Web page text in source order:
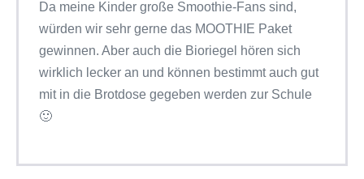
Da meine Kinder große Smoothie-Fans sind,
würden wir sehr gerne das MOOTHIE Paket
gewinnen. Aber auch die Bioriegel hören sich
wirklich lecker an und können bestimmt auch gut
mit in die Brotdose gegeben werden zur Schule
🙂